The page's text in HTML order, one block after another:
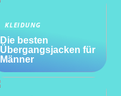
KLEIDUNG
Die besten
Übergangsjacken für
Männer